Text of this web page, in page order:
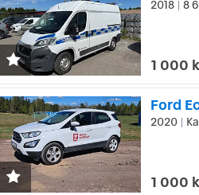
2018 8
1 000
Ford
2020
1 000